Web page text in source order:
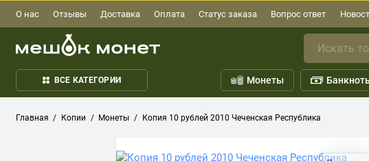
О нас Отзывы Доставка Оплата Статус заказа Вопрос ответ
ВСЕ КАТЕГОРИИ Монеты
Главная Копии Монеты Копия 10 рублей 2010 Чеченская Республика